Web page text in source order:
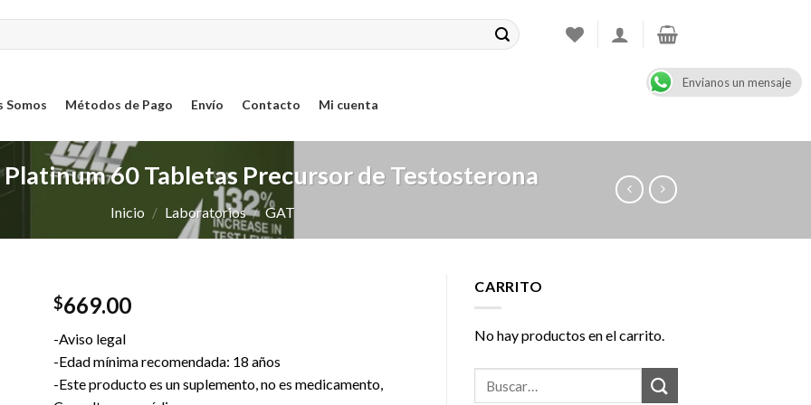
Somos Métodos de Pago Envío Contacto Mi cuenta
60 Tabletas Precursor de Testosterona
Inicio / Laboratorios / GAT
$669.00
-Aviso legal
-Edad mínima recomendada: 18 años
-Este producto es un suplemento, no es medicamento,
CARRITO
No hay productos en el carrito.
Envianos un mensaje